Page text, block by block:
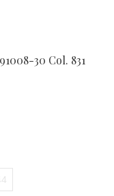
30 Col. 831